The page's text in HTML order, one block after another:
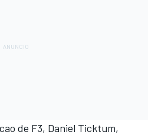
de F3, Daniel Ticktum,